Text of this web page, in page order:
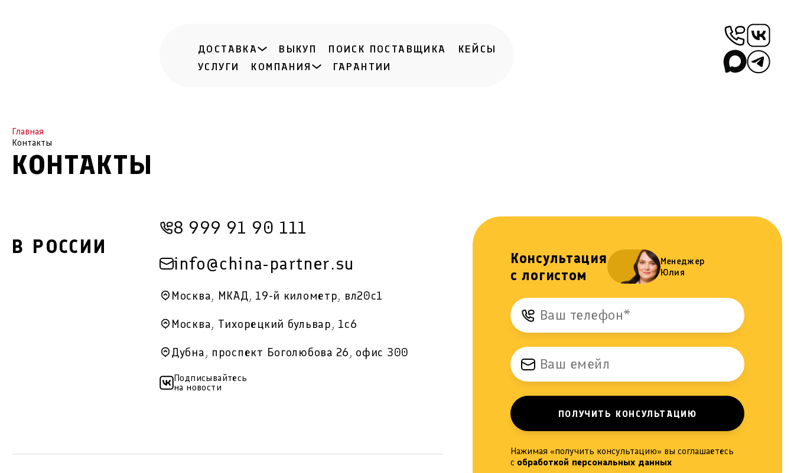
ДОСТАВКА ВЫКУП ПОИСК ПОСТАВЩИКА
КЕЙСЫ
УСЛУГИ
КОМПАНИЯ ГАРАНТИИ
Главная
Контакты
КОНТАКТЫ
В РОССИИ
8 999 91 90 111
info@china-partner.su
Москва, МКАД, 19-й километр, вл20с1
Москва, Тихорецкий бульвар, 1с6
Дубна, проспект Боголюбова 26, офис 300
Подписывайтесь
на новости
Консультация
с логистом
Менеджер
Юлия
Нажимая «получить консультацию» вы соглашаетесь
с обработкой персональных данных